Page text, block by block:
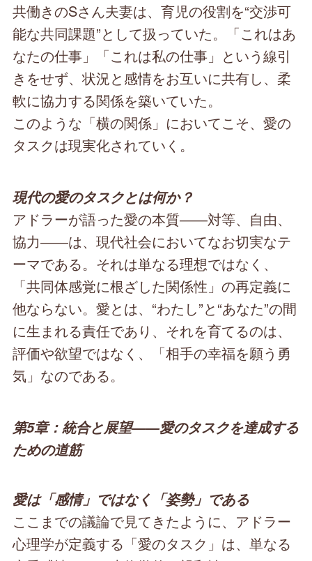
共働きのSさん夫妻は、育児の役割を“交渉可
能な共同課題”として扱っていた。「これはあ
なたの仕事」「これは私の仕事」という線引
きをせず、状況と感情をお互いに共有し、柔
軟に協力する関係を築いていた。
このような「横の関係」においてこそ、愛の
タスクは現実化されていく。
現代の愛のタスクとは何か？
アドラーが語った愛の本質――対等、自由、
協力――は、現代社会においてなお切実なテ
ーマである。それは単なる理想ではなく、
「共同体感覚に根ざした関係性」の再定義に
他ならない。愛とは、“わたし”と“あなた”の間
に生まれる責任であり、それを育てるのは、
評価や欲望ではなく、「相手の幸福を願う勇
気」なのである。
第5章：統合と展望――愛のタスクを達成する
ための道筋
愛は「感情」ではなく「姿勢」である
ここまでの議論で見てきたように、アドラー
心理学が定義する「愛のタスク」は、単なる